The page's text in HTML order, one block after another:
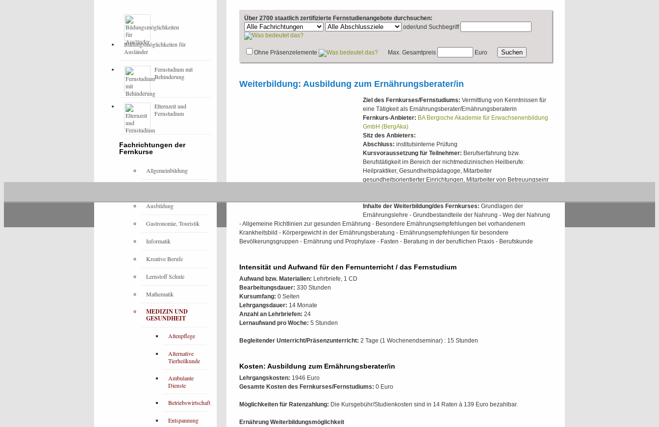
Über 2700 staatlich zertifizierte Fernstudienangebote durchsuchen:
oder/und Suchbegriff
Ohne Präsenzelemente Max. Gesamtpreis Euro
Weiterbildung: Ausbildung zum Ernährungsberater/in
Ziel des Fernkurses/Fernstudiums: Vermittlung von Kenntnissen für
eine Tätigkeit als Ernährungsberater/Ernährungsberaterin
Fernkurs-Anbieter: BA Bergische Akademie für Erwachsenenbildung
GmbH (BergAka)
Sitz des Anbieters:
Abschluss: institutsinterne Prüfung
Kursvoraussetzung für Teilnehmer: Berufserfahrung bzw.
Berufstätigkeit im Bereich der nichtmedizinischen Heilberufe:
Heilpraktiker, Gesundheitspädagoge, Mitarbeiter
gesundheitsorientierter Einrichtungen, Mitarbeiter von Betreuungseinr
Inhalte der Weiterbildung/des Fernkurses: Grundlagen der
Ernährungslehre - Grundbestandteile der Nahrung - Weg der Nahrung
- Allgemeine Richtlinien zur gesunden Ernährung - Besondere Ernährungsempfehlungen bei vorhandenem
Krankheitsbild - Körpergewicht in der Ernährungsberatung - Ernährungsempfehlungen für besondere
Bevölkerungsgruppen - Ernährung und Prophylaxe - Fasten - Beratung in der beruflichen Praxis - Berufskunde
Intensität und Aufwand für den Fernunterricht / das Fernstudium
Aufwand bzw. Materialien: Lehrbriefe, 1 CD
Bearbeitungsdauer: 330 Stunden
Kursumfang: 0 Seiten
Lehrgangsdauer: 14 Monate
Anzahl an Lehrbriefen: 24
Lernaufwand pro Woche: 5 Stunden
Begleitender Unterricht/Präsenzunterricht: 2 Tage (1 Wochenendseminar) : 15 Stunden
Kosten: Ausbildung zum Ernährungsberater/in
Lehrgangskosten: 1946 Euro
Gesamte Kosten des Fernkurses/Fernstudiums: 0 Euro
Möglichkeiten für Ratenzahlung: Die Kursgebühr/Studienkosten sind in 14 Raten à 139 Euro bezahlbar.
Ernährung Weiterbildungsmöglichkeit
Bildungsmöglichkeiten für
Ausländer
Fernstudium mit
Behinderung
Elternzeit und
Fernstudium
Fachrichtungen der
Fernkurse
Allgemeinbildung
Ausbildung
Gastronomie, Touristik
Informatik
Kreative Berufe
Lernstoff Schule
Mathematik
MEDIZIN UND
GESUNDHEIT
Altenpflege
Alternative
Tierheilkunde
Ambulante
Dienste
Betriebswirtschaft
Entspannung